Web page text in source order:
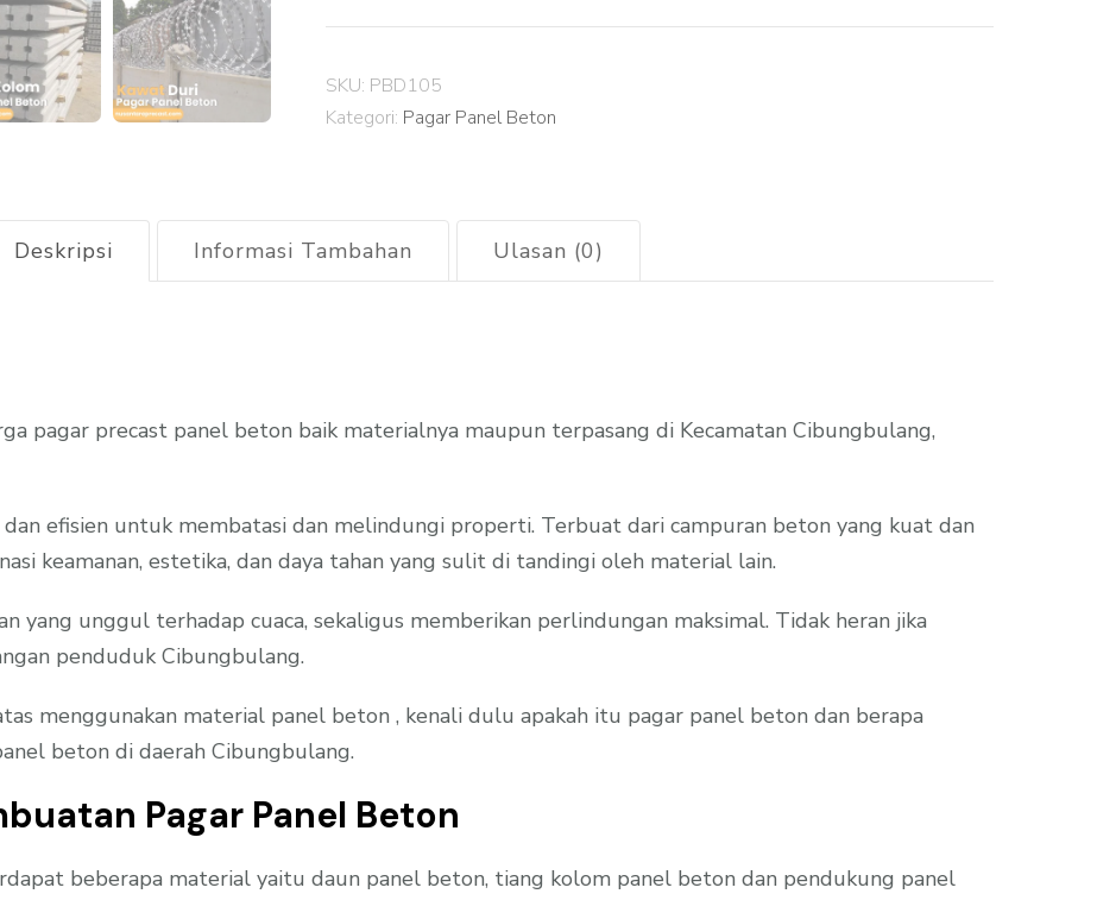
Pagar
Beton
Cibungbulang
SKU: PBD105
Kategori: Pagar Panel Beton
Deskripsi Informasi Tambahan Ulasan (0)
pagar precast panel beton baik materialnya maupun terpasang di Kecamatan Cibungbulang,
efisien untuk membatasi dan melindungi properti. Terbuat dari campuran beton yang kuat dan
keamanan, estetika, dan daya tahan yang sulit di tandingi oleh material lain.
yang unggul terhadap cuaca, sekaligus memberikan perlindungan maksimal. Tidak heran jika
penduduk Cibungbulang.
menggunakan material panel beton , kenali dulu apakah itu pagar panel beton dan berapa
beton di daerah Cibungbulang.
Pagar Panel Beton
beberapa material yaitu daun panel beton, tiang kolom panel beton dan pendukung panel